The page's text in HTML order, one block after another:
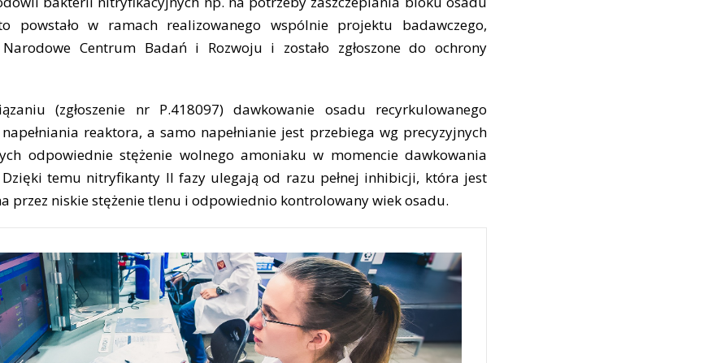
powstało w ramach realizowanego wspólnie projektu badawczego,
Centrum Badań i Rozwoju i zostało zgłoszone do ochrony
(zgłoszenie nr P.418097) dawkowanie osadu recyrkulowanego
reaktora, a samo napełnianie jest przebiega wg precyzyjnych
odpowiednie stężenie wolnego amoniaku w momencie dawkowania
temu nitryfikanty II fazy ulegają od razu pełnej inhibicji, która jest
przez niskie stężenie tlenu i odpowiednio kontrolowany wiek osadu.